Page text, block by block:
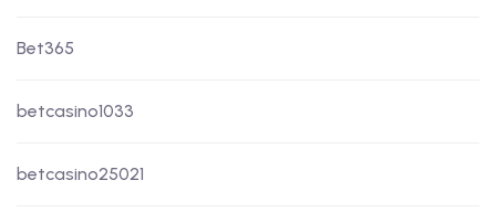
Bet365
betcasino1033
betcasino25021